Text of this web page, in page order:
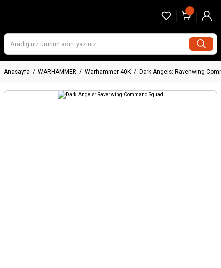
Anasayfa WARHAMMER Warhammer 40K Dark Angels: Ravenwing